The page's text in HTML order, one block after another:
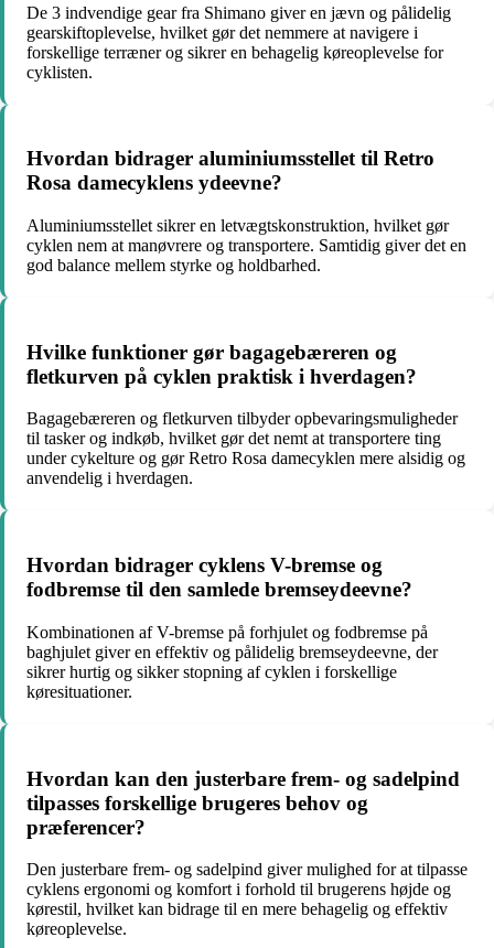
De 3 indvendige gear fra Shimano giver en jævn og pålidelig
gearskiftoplevelse, hvilket gør det nemmere at navigere i
forskellige terræner og sikrer en behagelig køreoplevelse for
cyklisten.
Hvordan bidrager aluminiumsstellet til Retro
Rosa damecyklens ydeevne?
Aluminiumsstellet sikrer en letvægtskonstruktion, hvilket gør
cyklen nem at manøvrere og transportere. Samtidig giver det en
god balance mellem styrke og holdbarhed.
Hvilke funktioner gør bagagebæreren og
fletkurven på cyklen praktisk i hverdagen?
Bagagebæreren og fletkurven tilbyder opbevaringsmuligheder
til tasker og indkøb, hvilket gør det nemt at transportere ting
under cykelture og gør Retro Rosa damecyklen mere alsidig og
anvendelig i hverdagen.
Hvordan bidrager cyklens V-bremse og
fodbremse til den samlede bremseydeevne?
Kombinationen af V-bremse på forhjulet og fodbremse på
baghjulet giver en effektiv og pålidelig bremseydeevne, der
sikrer hurtig og sikker stopning af cyklen i forskellige
køresituationer.
Hvordan kan den justerbare frem- og sadelpind
tilpasses forskellige brugeres behov og
præferencer?
Den justerbare frem- og sadelpind giver mulighed for at tilpasse
cyklens ergonomi og komfort i forhold til brugerens højde og
kørestil, hvilket kan bidrage til en mere behagelig og effektiv
køreoplevelse.